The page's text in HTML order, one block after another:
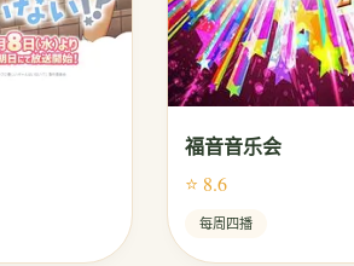
福音音乐会
⭐ 8.6
每周四播